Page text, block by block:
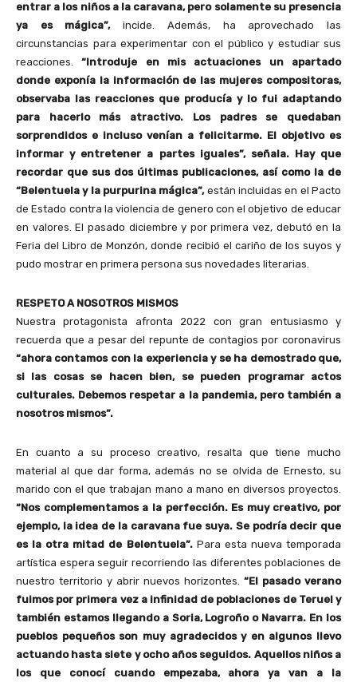
entrar a los niños a la caravana, pero solamente su presencia
ya es mágica”,incide. Además, ha aprovechado las
circunstancias para experimentar con el público y estudiar sus
reacciones.“Introduje en mis actuaciones un apartado
donde exponía la información de las mujeres compositoras,
observaba las reacciones que producía y lo fui adaptando
para hacerlo más atractivo. Los padres se quedaban
sorprendidos e incluso venían a felicitarme. El objetivo es
informar y entretener a partes iguales”, señala. Hay que
recordar que sus dos últimas publicaciones, así como la de
“Belentuela y la purpurina mágica”,están incluidas en el Pacto
de Estado contra la violencia de genero con el objetivo de educar
en valores. El pasado diciembre y por primera vez, debutó en la
Feria del Libro de Monzón, donde recibió el cariño de los suyos y
pudo mostrar en primera persona sus novedades literarias.
RESPETO A NOSOTROS MISMOS
Nuestra protagonista afronta 2022 con gran entusiasmo y
recuerda que a pesar del repunte de contagios por coronavirus
“ahora contamos con la experiencia y se ha demostrado que,
si las cosas se hacen bien, se pueden programar actos
culturales. Debemos respetar a la pandemia, pero también a
nosotros mismos”.
En cuanto a su proceso creativo, resalta que tiene mucho
material al que dar forma, además no se olvida de Ernesto, su
marido con el que trabajan mano a mano en diversos proyectos.
“Nos complementamos a la perfección. Es muy creativo, por
ejemplo, la idea de la caravana fue suya. Se podría decir que
es la otra mitad de Belentuela”.Para esta nueva temporada
artística espera seguir recorriendo las diferentes poblaciones de
nuestro territorio y abrir nuevos horizontes. “El pasado verano
fuimos por primera vez a infinidad de poblaciones de Teruel y
también estamos llegando a Soria, Logroño o Navarra. En los
pueblos pequeños son muy agradecidos y en algunos llevo
actuando hasta siete y ocho años seguidos. Aquellos niños a
los que conocí cuando empezaba, ahora ya van a la